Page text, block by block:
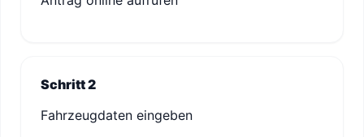
Schritt 2
Fahrzeugdaten eingeben